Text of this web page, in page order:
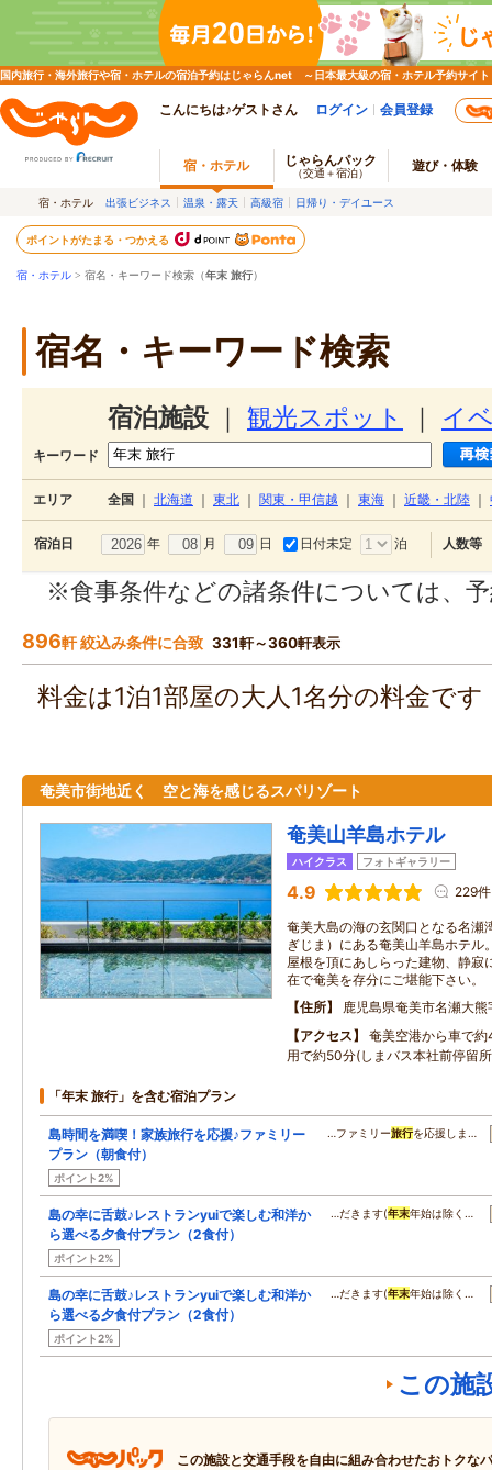
国内旅行・海外旅行や宿・ホテルの宿泊予約はじゃらんnet ～日本最大級の宿・ホテル予約サイト
こんにちは♪ゲストさん ログイン 会員登録
宿・ホテル じゃらんパック
（交通＋宿泊） 遊び・体験
宿・ホテル 出張ビジネス 温泉・露天 高級宿 日帰り・デイユース
ポイントがたまる・つかえる
宿・ホテル > 宿名・キーワード検索（年末 旅行）
宿名・キーワード検索
宿泊施設 観光スポット イ
キーワード
エリア 全国 北海道 東北 関東・甲信越 東海 近畿・北陸
宿泊日 年 月 日 日付未定 泊 人数等
※食事条件などの諸条件については、
896軒 絞込み条件に合致 331軒～360軒表示
料金は1泊1部屋の大人1名分の料金で
奄美市街地近く 空と海を感じるスパリゾート
奄美山羊島ホテル
ハイクラス フォトギャラリー
4.9 229件
奄美大島の海の玄関口となる名瀬
ぎじま）にある奄美山羊島ホテル
屋根を頂にあしらった建物、静寂
在で奄美を存分にご堪能下さい。
住所
鹿児島県奄美市名瀬大
アクセス
奄美空港から車で
用で約50分(しまバス本社前停留
「年末 旅行」を含む宿泊プラン
島時間を満喫！家族旅行を応援♪ファミリー
プラン（朝食付）
ポイント2%
…ファミリー旅行を応援しま…
島の幸に舌鼓♪レストランyuiで楽しむ和洋か
ら選べる夕食付プラン（2食付）
ポイント2%
…だきます(年末年始は除く…
島の幸に舌鼓♪レストランyuiで楽しむ和洋か
ら選べる夕食付プラン（2食付）
ポイント2%
…だきます(年末年始は除く…
この施
この施設と交通手段を自由に組み合わせたおトクな